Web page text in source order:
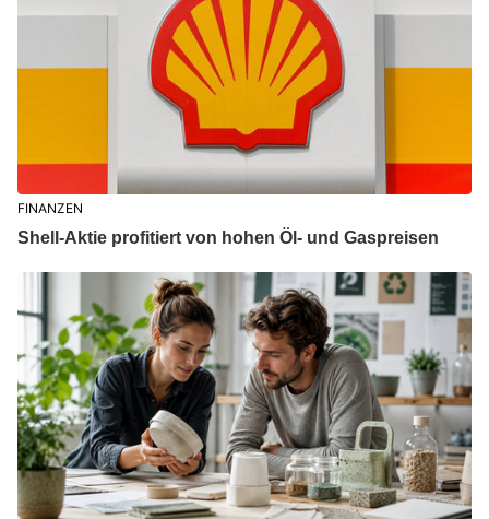
FINANZEN
Shell-Aktie profitiert von hohen Öl- und Gaspreisen